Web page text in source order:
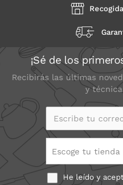
¡Sé de los
Recibirás las últimas
y
Escribe tu
Escoge tu tienda
He leído y